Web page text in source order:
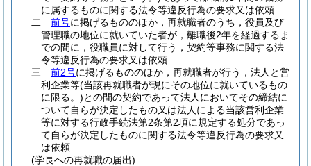
に属するものに関する法令等違反行為の要求又は依頼
二
前号に掲げるもののほか，再就職者のうち，役員及び
管理職の地位に就いていた者が，離職後2年を経過するま
での間に，役職員に対して行う，契約等事務に関する法
令等違反行為の要求又は依頼
三
前2号に掲げるもののほか，再就職者が行う，法人と営
利企業等(当該再就職者が現にその地位に就いているもの
に限る。)との間の契約であって法人においてその締結に
ついて自らが決定したもの又は法人による当該営利企業
等に対する行政手続法第2条第2項に規定する処分であっ
て自らが決定したものに関する法令等違反行為の要求又
は依頼
(学長への再就職の届出)